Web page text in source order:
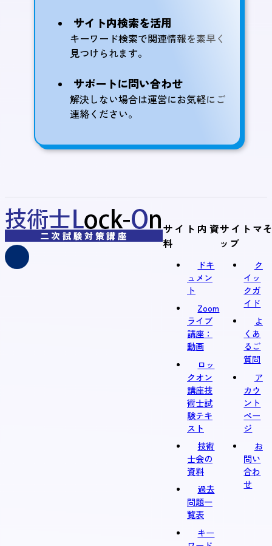
サイト内検索を活用
キーワード検索で関連情報を素早く
見つけられます。
サポートに問い合わせ
解決しない場合は運営にお気軽にご
連絡ください。
サイト内資
料
ドキ
ュメン
ト
Zoom
ライブ
講座：
動画
ロッ
クオン
講座技
術士試
験テキ
スト
技術
士会の
資料
過去
問題一
覧表
キー
サイトマ
ップ
ク
イッ
クガ
イド
よ
くあ
るご
質問
ア
カウ
ント
ペー
ジ
お
問い
合わ
せ